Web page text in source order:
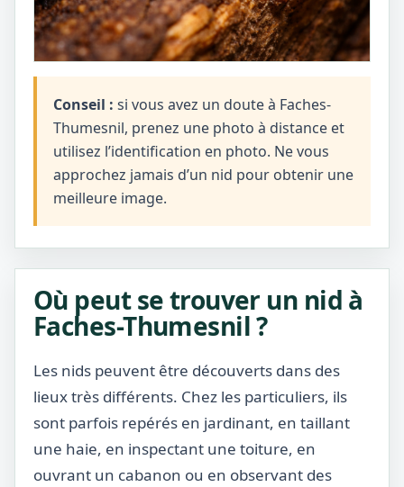
Conseil : si vous avez un doute à Faches-
Thumesnil, prenez une photo à distance et
utilisez l’identification en photo. Ne vous
approchez jamais d’un nid pour obtenir une
meilleure image.
Où peut se trouver un nid à
Faches-Thumesnil ?
Les nids peuvent être découverts dans des
lieux très différents. Chez les particuliers, ils
sont parfois repérés en jardinant, en taillant
une haie, en inspectant une toiture, en
ouvrant un cabanon ou en observant des